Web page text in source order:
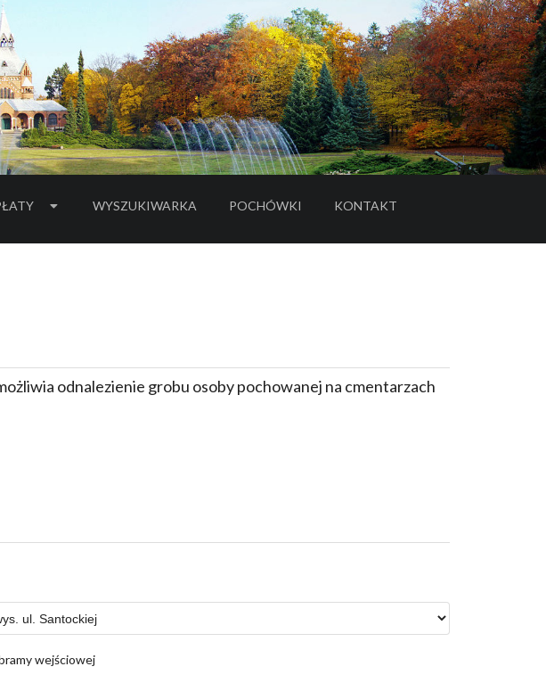
WYSZUKIWARKA POCHÓWKI
- LINK DO SERWISU ZEWNĘTRZNEGO
KONTAKT
odnalezienie grobu osoby pochowanej na cmentarzach
wejściowej